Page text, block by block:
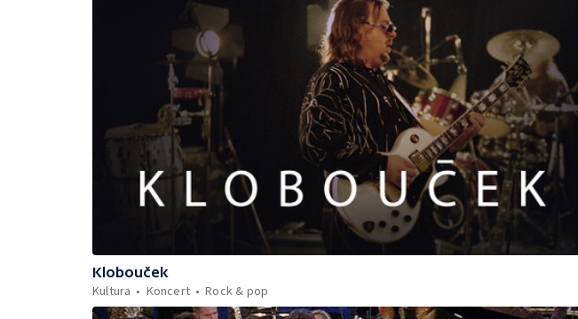
Klobouček
Kultura
Koncert Rock & pop